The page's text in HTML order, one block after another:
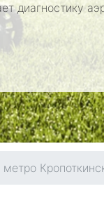
диагностику
метро